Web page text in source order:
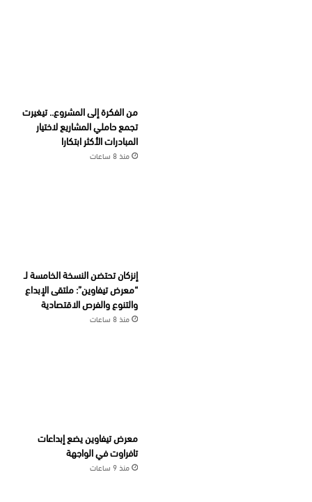
من الفكرة إلى المشروع.. تيغيرت
تجمع حاملي المشاريع لاختيار
المبادرات الأكثر ابتكارا
منذ 8 ساعات
إنزكان تحتضن النسخة الخامسة لـ
“معرض تيفاوين”: ملتقى الإبداع
والتنوع والفرص الاقتصادية
منذ 8 ساعات
معرض تيفاوين يضع إبداعات
تافراوت في الواجهة
منذ 9 ساعات